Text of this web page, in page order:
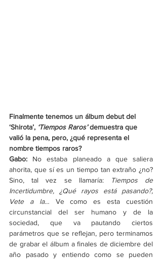
Finalmente tenemos un álbum debut del
‘Shirota’, ‘Tiempos Raros’ demuestra que
valió la pena, pero, ¿qué representa el
nombre tiempos raros?
Gabo: No estaba planeado a que saliera
ahorita, que sí es un tiempo tan extraño ¿no?
Sino, tal vez se llamaría:
Tiempos de
Incertidumbre, ¿Qué rayos está pasando?,
Vete a la… Ve como es esta cuestión
circunstancial del ser humano y de la
sociedad, que va pautando ciertos
parámetros que se reflejan, pero terminamos
de grabar el álbum a finales de diciembre del
año pasado y entiendo como se pueden